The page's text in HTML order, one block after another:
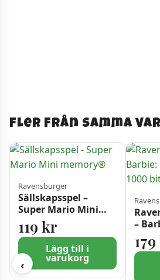
Fler från samma
‹
Ravensburger
Sällskapsspel –
Super Mario Mini
memory®
119 kr
Lägg till i
varukorg
–
179